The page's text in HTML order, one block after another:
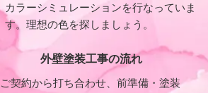
カラーシミュレーションを行なっていま
す。理想の色を探しましょう。
外壁塗装工事の流れ
ご契約から打ち合わせ、前準備・塗装